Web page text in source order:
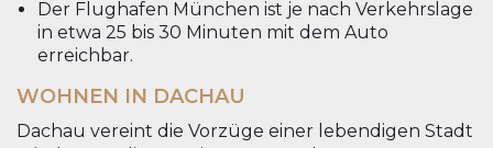
Der Flughafen München ist je nach Verkehrslage
in etwa 25 bis 30 Minuten mit dem Auto
erreichbar.
WOHNEN IN DACHAU
Dachau vereint die Vorzüge einer lebendigen Stadt